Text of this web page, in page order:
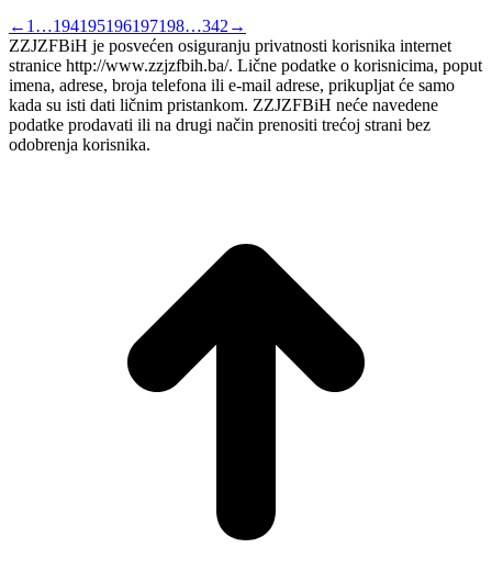
← 1 …194195196197198…342 →
ZZJZFBiH je posvećen osiguranju privatnosti korisnika internet
stranice http://www.zzjzfbih.ba/. Lične podatke o korisnicima, poput
imena, adrese, broja telefona ili e-mail adrese, prikupljat će samo
kada su isti dati ličnim pristankom. ZZJZFBiH neće navedene
podatke prodavati ili na drugi način prenositi trećoj strani bez
odobrenja korisnika.